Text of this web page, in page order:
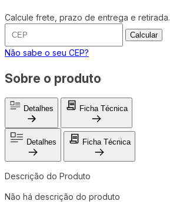
Calcule frete, prazo de entrega e retirada.
Calcular
Não sabe o seu CEP?
Sobre o produto
Detalhes Ficha Técnica
Detalhes Ficha Técnica
Descrição do Produto
Não há descrição do produto